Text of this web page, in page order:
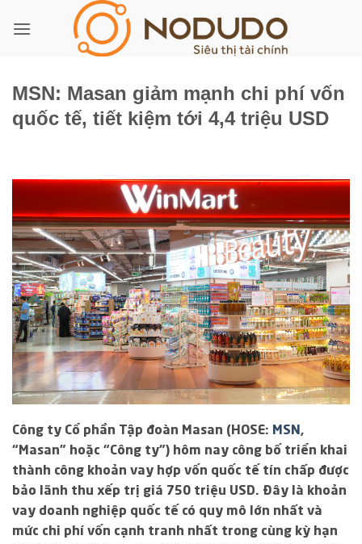
qua
MSN: Masan giảm mạnh chi phí vốn
quốc tế, tiết kiệm tới 4,4 triệu USD
Công ty Cổ phần Tập đoàn Masan (HOSE: MSN ,
“Masan” hoặc “Công ty”) hôm nay công bố triển khai
thành công khoản vay hợp vốn quốc tế tín chấp được
bảo lãnh thu xếp trị giá 750 triệu USD. Đây là khoản
vay doanh nghiệp quốc tế có quy mô lớn nhất và
mức chi phí vốn cạnh tranh nhất trong cùng kỳ hạn